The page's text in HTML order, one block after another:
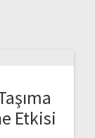
Etkisi